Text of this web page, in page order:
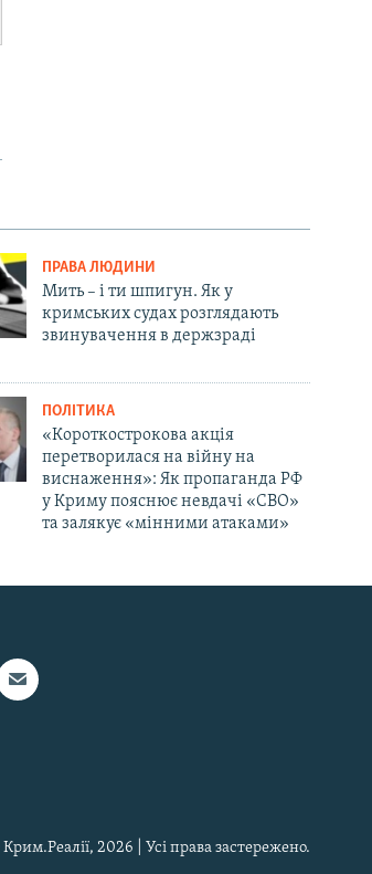
ПРАВА ЛЮДИНИ
Мить – і ти шпигун. Як у
кримських судах розглядають
звинувачення в держзраді
ПОЛІТИКА
«Короткострокова акція
перетворилася на війну на
виснаження»: Як пропаганда РФ
у Криму пояснює невдачі «СВО»
та залякує «мінними атаками»
2026 | Усі права застережено.